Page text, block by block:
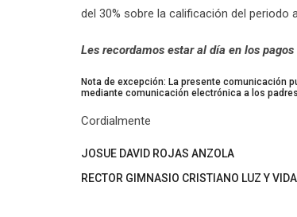
del 30% sobre la calificación del periodo
Les recordamos estar al día en los
Nota de excepción: La presente comunicación
mediante comunicación electrónica a los
Cordialmente
JOSUE DAVID ROJAS ANZOLA
RECTOR GIMNASIO CRISTIANO LUZ Y VIDA